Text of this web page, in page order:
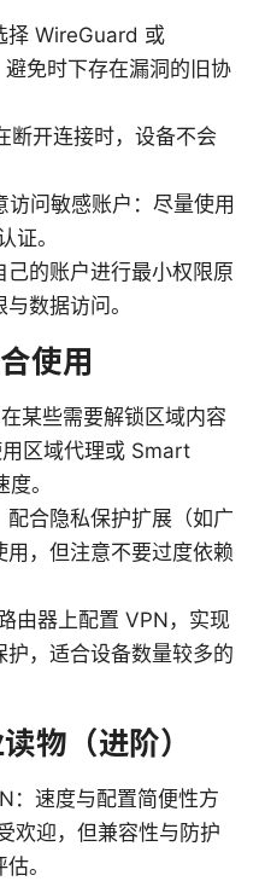
择 WireGuard 或
免时下存在漏洞的旧协
断开连接时，设备不会
问敏感账户：尽量使用
证。
的账户进行最小权限原
数据访问。
使用
某些需要解锁区域内容
区域代理或 Smart
。
合隐私保护扩展（如广
，但注意不要过度依赖
由器上配置 VPN，实现
，适合设备数量较多的
物（进阶）
：速度与配置简便性方
欢迎，但兼容性与防护
。